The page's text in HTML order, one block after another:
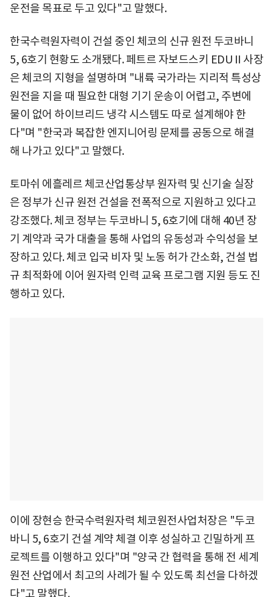
운전을 목표로 두고 있다"고 말했다.
한국수력원자력이 건설 중인 체코의 신규 원전 두코바니
5, 6호기 현황도 소개됐다. 페트르 자보드스키 EDU II 사장
은 체코의 지형을 설명하며 "내륙 국가라는 지리적 특성상
원전을 지을 때 필요한 대형 기기 운송이 어렵고, 주변에
물이 없어 하이브리드 냉각 시스템도 따로 설계해야 한
다"며 "한국과 복잡한 엔지니어링 문제를 공동으로 해결
해 나가고 있다"고 말했다.
토마쉬 에흘레르 체코산업통상부 원자력 및 신기술 실장
은 정부가 신규 원전 건설을 전폭적으로 지원하고 있다고
강조했다. 체코 정부는 두코바니 5, 6호기에 대해 40년 장
기 계약과 국가 대출을 통해 사업의 유동성과 수익성을 보
장하고 있다. 체코 입국 비자 및 노동 허가 간소화, 건설 법
규 최적화에 이어 원자력 인력 교육 프로그램 지원 등도 진
행하고 있다.
이에 장현승 한국수력원자력 체코원전사업처장은 "두코
바니 5, 6호기 건설 계약 체결 이후 성실하고 긴밀하게 프
로젝트를 이행하고 있다"며 "양국 간 협력을 통해 전 세계
원전 산업에서 최고의 사례가 될 수 있도록 최선을 다하겠
다"고 말했다.